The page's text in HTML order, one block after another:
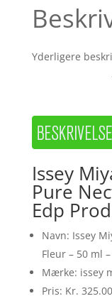
Yderligere
Issey
Pure
Edp
Navn: Issey
Fleur – 50 ml
Mærke: issey
Pris: Kr. 325.00